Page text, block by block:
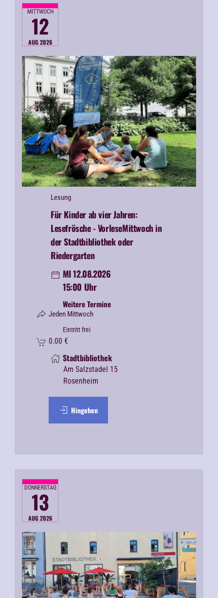
MITTWOCH
12
AUG 2026
Lesung
Für Kinder ab vier Jahren:
Lesefrösche -VorleseMittwoch in
der Stadtbibliothek oder
Riedergarten
MI 12.08.2026
15:00 Uhr
Weitere Termine
Jeden Mittwoch
Eintritt frei
0.00 €
Stadtbibliothek
Am Salzstadel 15
Rosenheim
Hingehen
DONNERSTAG
13
AUG 2026